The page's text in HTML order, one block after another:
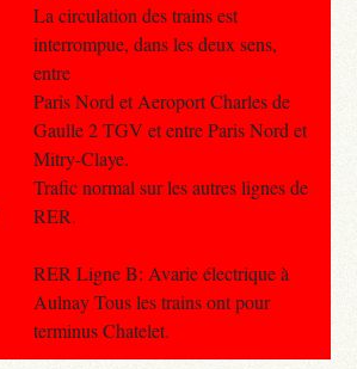
La circulation des trains est
interrompue, dans les deux sens,
entre
Paris Nord et Aeroport Charles de
Gaulle 2 TGV et entre Paris Nord et
Mitry-Claye.
Trafic normal sur les autres lignes de
RER.
RER Ligne B: Avarie électrique à
Aulnay Tous les trains ont pour
terminus Chatelet.